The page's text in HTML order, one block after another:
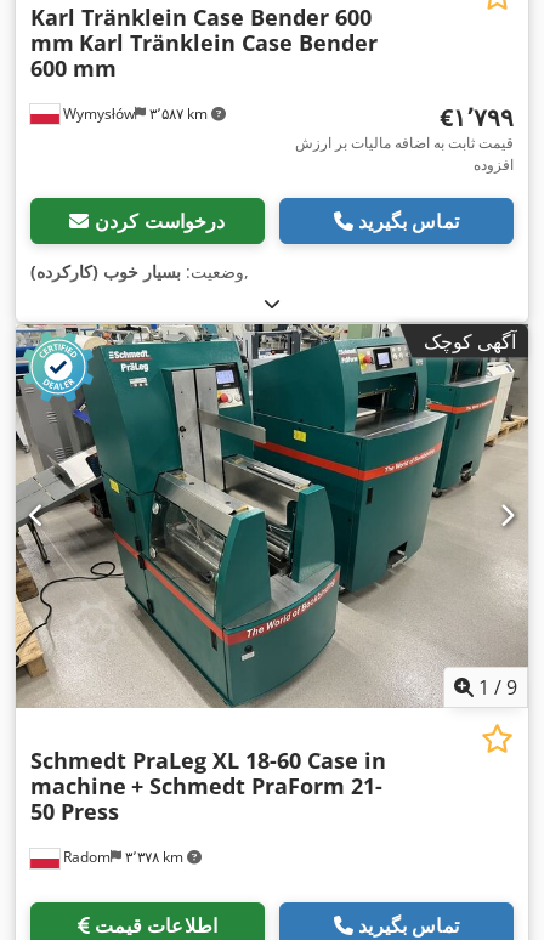
Wymysłów ۳٬۵۸۷ km
Karl Tränklein Case Bender 600
mm Karl Tränklein Case Bender
600 mm
‎€۱٬۷۹۹
قیمت ثابت به اضافه مالیات بر ارزش
افزوده
درخواست کردن تماس بگیرید
وضعیت: بسیار خوب (کارکرده) ,
آگهی کوچک
1 /9
Radom ۳٬۳۷۸ km
Schmedt PraLeg XL 18-60 Case in
machine + Schmedt PraForm 21-
50 Press
اطلاعات قیمت تماس بگیرید